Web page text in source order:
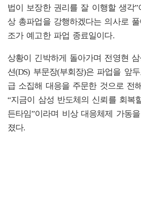
법이 보장한 권리를 잘 이행할 생각”
상 총파업을 강행하겠다는 의사로
조가 예고한 파업 종료일이다.
상황이 긴박하게 돌아가며 전영현
션(DS) 부문장(부회장)은 파업을 앞
급 소집해 대응을 주문한 것으로 전
“지금이 삼성 반도체의 신뢰를 회복
든타임”이라며 비상 대응체제 가동
졌다.